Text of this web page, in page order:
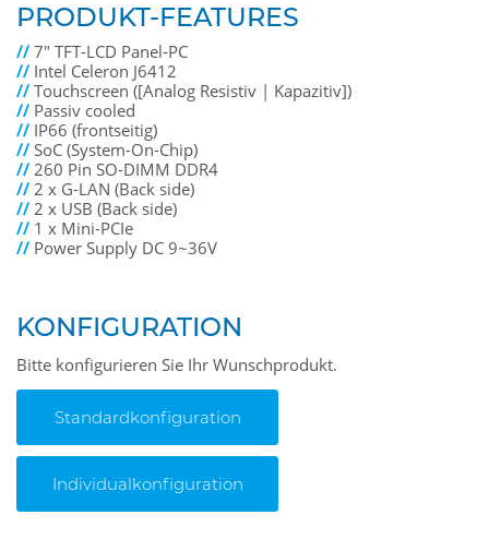
PRODUKT-FEATURES
//7" TFT-LCD Panel-PC
// Intel Celeron J6412
//Touchscreen ([Analog Resistiv | Kapazitiv])
// Passiv cooled
// IP66 (frontseitig)
//SoC (System-On-Chip)
//260 Pin SO-DIMM DDR4
//2 x G-LAN (Back side)
//2 x USB (Back side)
// 1 x Mini-PCIe
// Power Supply DC 9~36V
KONFIGURATION
Bitte konfigurieren Sie Ihr Wunschprodukt.
Standardkonfiguration
Individualkonfiguration